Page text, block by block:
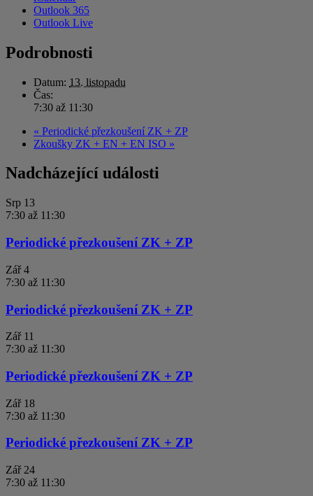
Outlook 365
Outlook Live
Podrobnosti
Datum: 13. listopadu
Čas:
7:30 až 11:30
« Periodické přezkoušení ZK + ZP
Zkoušky ZK + EN + EN ISO »
Nadcházející události
Srp 13
7:30 až 11:30
Periodické přezkoušení ZK + ZP
Zář 4
7:30 až 11:30
Periodické přezkoušení ZK + ZP
Zář 11
7:30 až 11:30
Periodické přezkoušení ZK + ZP
Zář 18
7:30 až 11:30
Periodické přezkoušení ZK + ZP
Zář 24
7:30 až 11:30